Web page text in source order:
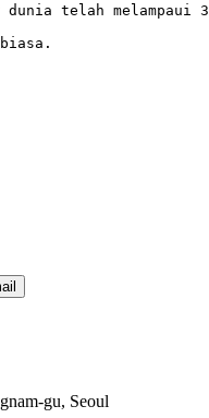
dunia telah melampaui
gu, Seoul